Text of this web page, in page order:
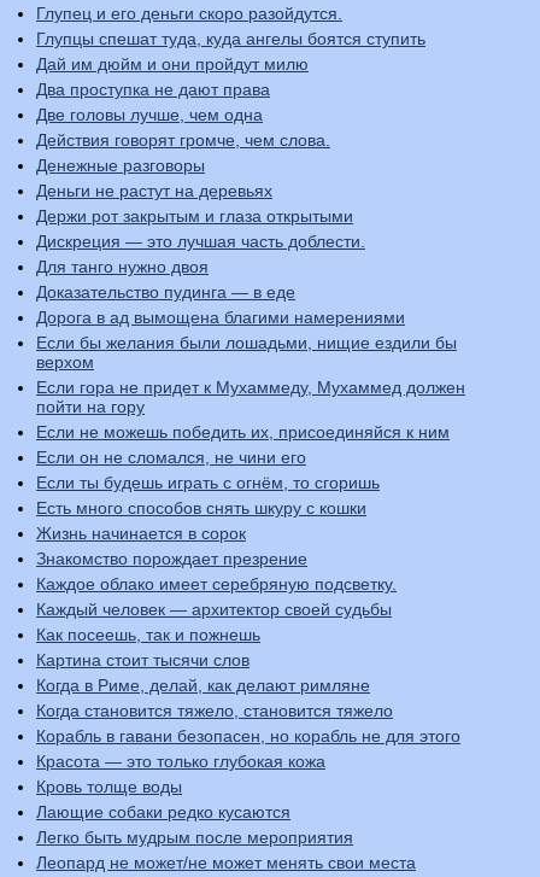
Глупец и его деньги скоро разойдутся.
Глупцы спешат туда, куда ангелы боятся ступить
Дай им дюйм и они пройдут милю
Два проступка не дают права
Две головы лучше, чем одна
Действия говорят громче, чем слова.
Денежные разговоры
Деньги не растут на деревьях
Держи рот закрытым и глаза открытыми
Дискреция — это лучшая часть доблести.
Для танго нужно двоя
Доказательство пудинга — в еде
Дорога в ад вымощена благими намерениями
Если бы желания были лошадьми, нищие ездили бы
верхом
Если гора не придет к Мухаммеду, Мухаммед должен
пойти на гору
Если не можешь победить их, присоединяйся к ним
Если он не сломался, не чини его
Если ты будешь играть с огнём, то сгоришь
Есть много способов снять шкуру с кошки
Жизнь начинается в сорок
Знакомство порождает презрение
Каждое облако имеет серебряную подсветку.
Каждый человек — архитектор своей судьбы
Как посеешь, так и пожнешь
Картина стоит тысячи слов
Когда в Риме, делай, как делают римляне
Когда становится тяжело, становится тяжело
Корабль в гавани безопасен, но корабль не для этого
Красота — это только глубокая кожа
Кровь толще воды
Лающие собаки редко кусаются
Легко быть мудрым после мероприятия
Леопард не может/не может менять свои места